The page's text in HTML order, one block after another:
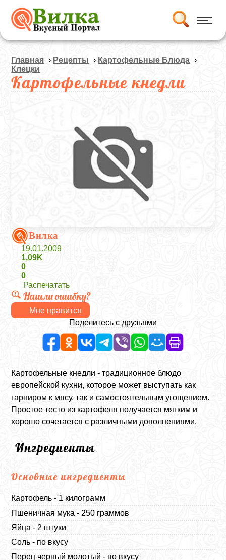
Главная › Рецепты › Картофельные Блюда ›
Клецки
Картофельные кнедли
Вилка
19.01.2009
1,09K
0
0
Распечатать
Нашли ошибку?
Мне нравится
Поделитесь с друзьями
Картофельные кнедли - традиционное блюдо
европейской кухни, которое может выступать как
гарниром к мясу, так и самостоятельным угощением.
Простое тесто из картофеля получается мягким и
хорошо сочетается с различными дополнениями.
Ингредиенты
Основные ингредиенты
Картофель - 1 килограмм
Пшеничная мука - 250 граммов
Яйца - 2 штуки
Соль - по вкусу
Перец черный молотый - по вкусу